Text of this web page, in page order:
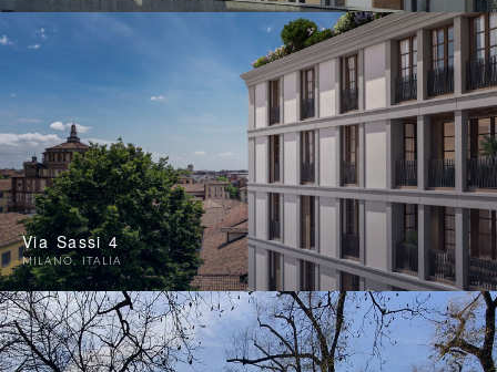
Via Sassi 4
MILANO,ITALIA